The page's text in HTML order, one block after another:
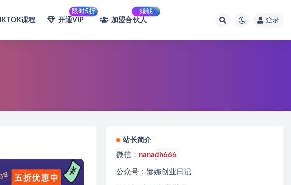
课程 开通VIP
限时5折
加盟合伙人
赚钱
登录
站长简介
微信： nanadh666
公众号：娜娜创业日记